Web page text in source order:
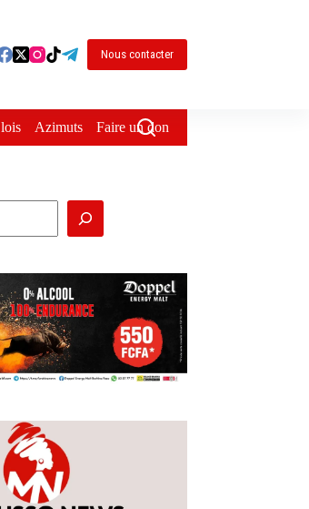
Nous contacter
lois Azimuts Faire un don